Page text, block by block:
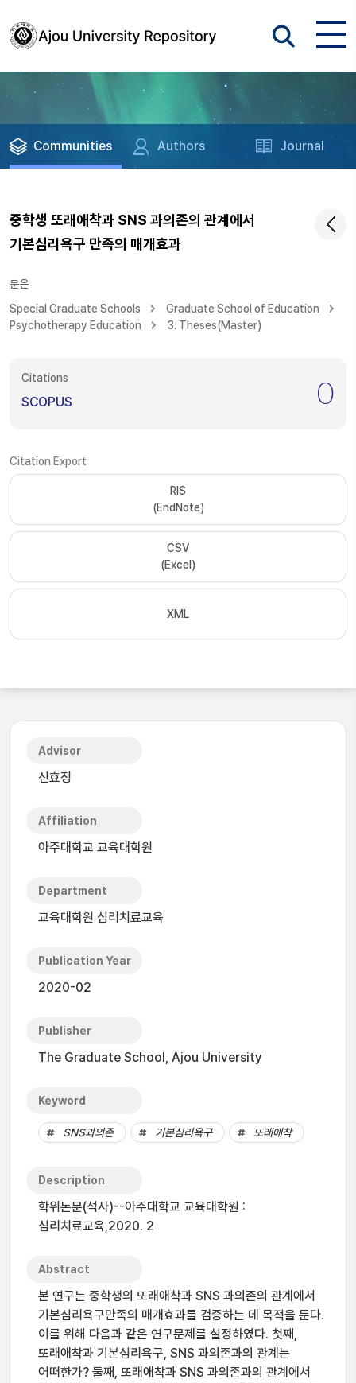
Communities Authors Journal
중학생 또래애착과 SNS 과의존의 관계에서
기본심리욕구 만족의 매개효과
문은
Special Graduate Schools
Graduate School of Education
Psychotherapy Education
3. Theses(Master)
Citations
SCOPUS 0
Citation Export
RIS
(EndNote)
CSV
(Excel)
XML
Advisor
신효정
Affiliation
아주대학교 교육대학원
Department
교육대학원 심리치료교육
Publication Year
2020-02
Publisher
The Graduate School, Ajou University
Keyword
SNS과의존 기본심리욕구 또래애착
Description
학위논문(석사)--아주대학교 교육대학원 :
심리치료교육,2020. 2
Abstract
본 연구는 중학생의 또래애착과 SNS 과의존의 관계에서
기본심리욕구만족의 매개효과를 검증하는 데 목적을 둔다.
이를 위해 다음과 같은 연구문제를 설정하였다. 첫째,
또래애착과 기본심리욕구, SNS 과의존과의 관계는
어떠한가? 둘째, 또래애착과 SNS 과의존과의 관계에서